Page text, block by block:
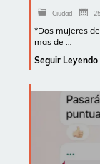
Ciudad
*Dos mujeres
mas de …
Seguir Leyendo